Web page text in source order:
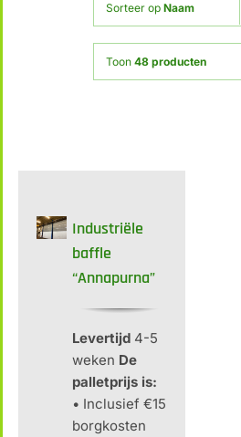
Sorteer op Naam
Toon 48 producten
Industriële
baffle
“Annapurna”
Levertijd4-5
weken De
palletprijs is:
• Inclusief €15
borgkosten